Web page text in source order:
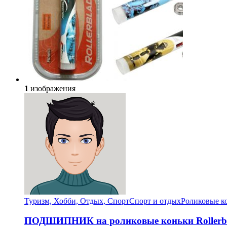
1 изображения
Туризм, Хобби, Отдых, СпортСпорт и отдыхРоликовые
ПОДШИПНИК на роликовые коньки